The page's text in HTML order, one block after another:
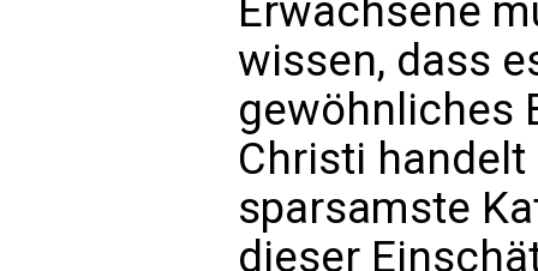
Erwachsene
wissen, dass
gewöhnliches
Christi handelt
sparsamste
dieser